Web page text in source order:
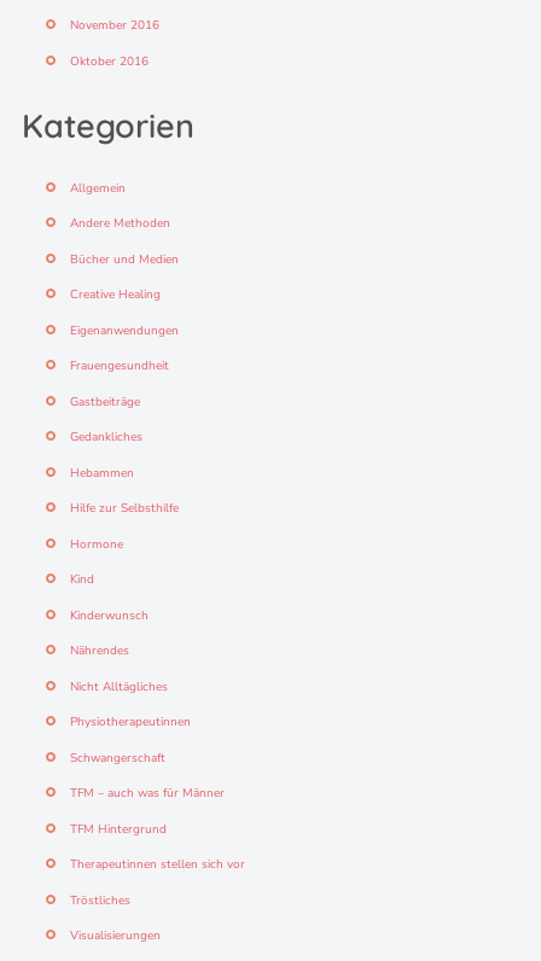
November 2016
Oktober 2016
Kategorien
Allgemein
Andere Methoden
Bücher und Medien
Creative Healing
Eigenanwendungen
Frauengesundheit
Gastbeiträge
Gedankliches
Hebammen
Hilfe zur Selbsthilfe
Hormone
Kind
Kinderwunsch
Nährendes
Nicht Alltägliches
Physiotherapeutinnen
Schwangerschaft
TFM – auch was für Männer
TFM Hintergrund
Therapeutinnen stellen sich vor
Tröstliches
Visualisierungen